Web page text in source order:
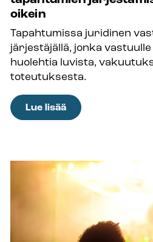
oikein
Tapahtumissa juridinen
järjestäjällä, jonka
huolehtia luvista,
toteutuksesta.
Lue lisää:
Kun
selvät,
vastuu
järjestämisestä
jakaantuu